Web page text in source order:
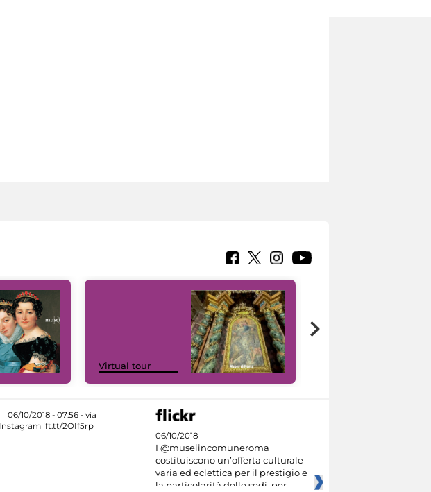
Virtual tour
06/10/2018
I @museiincomuneroma
costituiscono un’offerta culturale
varia ed eclettica per il prestigio e
la particolarità delle sedi, per